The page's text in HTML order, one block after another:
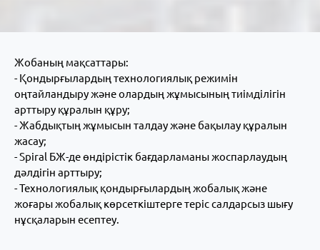
Жобаның мақсаттары:
- Қондырғылардың технологиялық режимін
оңтайландыру және олардың жұмысының тиімділігін
арттыру құралын құру;
- Жабдықтың жұмысын талдау және бақылау құралын
жасау;
- Spiral БЖ-де өндірістік бағдарламаны жоспарлаудың
дәлдігін арттыру;
- Технологиялық қондырғылардың жобалық және
жоғары жобалық көрсеткіштерге теріс салдарсыз шығу
нұсқаларын есептеу.